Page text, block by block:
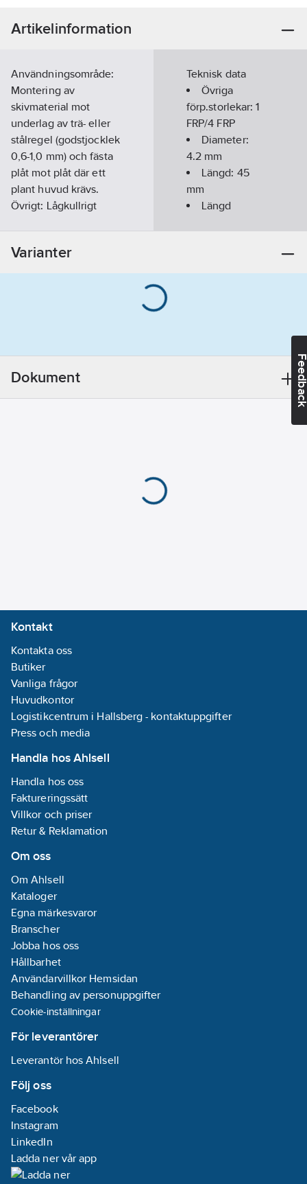
Artikelinformation
Användningsområde:
Montering av
skivmaterial mot
underlag av trä- eller
stålregel (godstjocklek
0,6-1,0 mm) och fästa
plåt mot plåt där ett
plant huvud krävs.
Övrigt: Lågkullrigt
Lev.
artikelnr:
Teknisk data
Övriga
förp.storlekar:1
FRP/4 FRP
Diameter:
4.2 mm
Längd: 45
mm
Längd
2
Phillips (PH)
Varianter
Dokument
Kontakt
Kontakta oss
Butiker
Vanliga frågor
Huvudkontor
Logistikcentrum i Hallsberg - kontaktuppgifter
Press och media
Handla hos Ahlsell
Handla hos oss
Faktureringssätt
Villkor och priser
Retur & Reklamation
Om oss
Om Ahlsell
Kataloger
Egna märkesvaror
Branscher
Jobba hos oss
Hållbarhet
Användarvillkor Hemsidan
Behandling av personuppgifter
Cookie-inställningar
För leverantörer
Leverantör hos Ahlsell
Följ oss
Facebook
Instagram
LinkedIn
Ladda ner vår app